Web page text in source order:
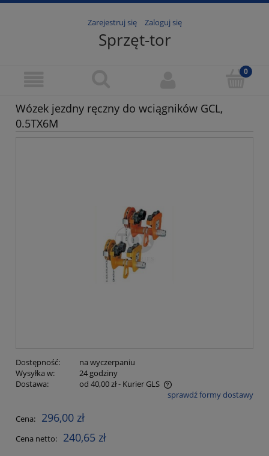
Zarejestruj się Zaloguj się
Sprzęt-tor
Wózek jezdny ręczny do wciągników GCL,
0.5TX6M
Dostępność:
na wyczerpaniu
Wysyłka w:
24 godziny
Dostawa:
od 40,00 zł- Kurier GLS
Cena nie zawiera ewentualnych kosztów płatnościsprawdź formy dostawy
Cena: 296,00 zł
Cena netto: 240,65 zł